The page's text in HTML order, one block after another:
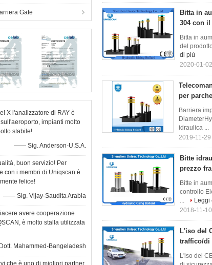
Gate
X l'analizzatore di RAY è
impianti molto
stabile!
—— Sig. Anderson-U.S.A.
buon servizio! Per
con i membri di Uniqscan è
felice!
—— Sig. Vijay-Saudita Arabia
avere cooperazione
è molto stalla utilizzata
Mahammed-Bangeladesh
che è uno di migliori partner
Bitta in
304 con il
Bitta in
del
di più
2020-01-
per
Barriera
idraulica ...
2019-11-
Bitte
prezzo
Bitte in
controllo
...
Leggi
2018-11-
L'iso del
traffico/di
L'iso del